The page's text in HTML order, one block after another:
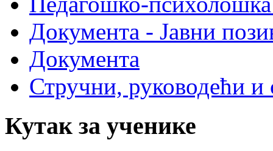
Документа - Јавни
Документа
Стручни, руководећи и
Кутак за ученике